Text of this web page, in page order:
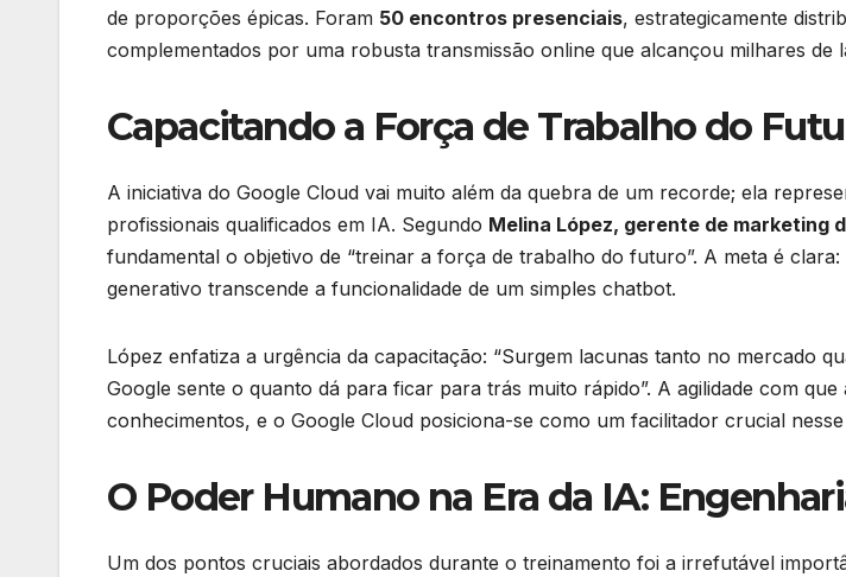
de proporções épicas. Foram 50 encontros presenciais, estrategicamente
complementados por uma robusta transmissão online que alcançou milhares de
Capacitando a Força de Trabalho do
A iniciativa do Google Cloud vai muito além da quebra de um recorde; ela
profissionais qualificados em IA. Segundo Melina López, gerente de marketing
fundamental o objetivo de “treinar a força de trabalho do futuro”. A meta é
generativo transcende a funcionalidade de um simples chatbot.
López enfatiza a urgência da capacitação: “Surgem lacunas tanto no mercado
Google sente o quanto dá para ficar para trás muito rápido”. A agilidade com
conhecimentos, e o Google Cloud posiciona-se como um facilitador crucial
O Poder Humano na Era da IA:
Um dos pontos cruciais abordados durante o treinamento foi a irrefutável